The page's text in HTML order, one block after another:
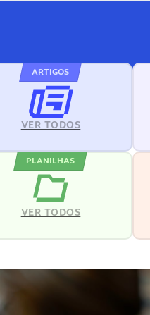
ARTIGOS
VER TODOS
PLANILHAS
VER TODOS